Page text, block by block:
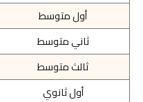
أول متوسط
ثاني متوسط
ثالث متوسط
أول ثانوي